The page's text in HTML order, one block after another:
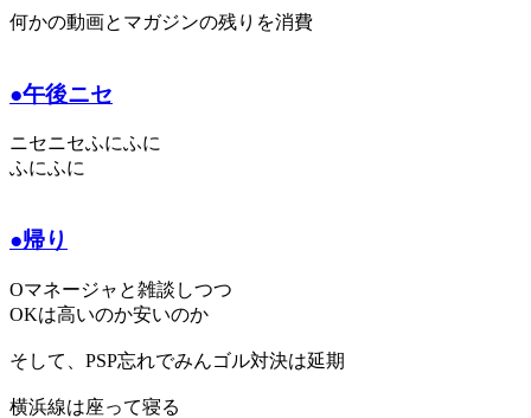
何かの動画とマガジンの残りを消費
●午後ニセ
ニセニセふにふに
ふにふに
●帰り
Oマネージャと雑談しつつ
OKは高いのか安いのか
そして、PSP忘れでみんゴル対決は延期
横浜線は座って寝る